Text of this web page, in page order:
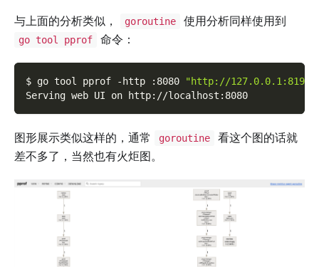
与上面的分析类似， goroutine 使用分析同样使用到
go tool pprof 命令：
$ go tool pprof -http :8080
"http://127.0.0.1:8199/
Serving web UI on http://localhost:8080
图形展示类似这样的，通常 goroutine
看这个图的话就
差不多了，当然也有火炬图。